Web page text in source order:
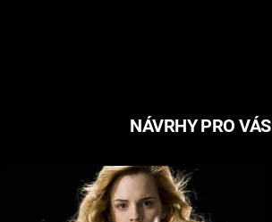
NÁVRHY PRO VÁS